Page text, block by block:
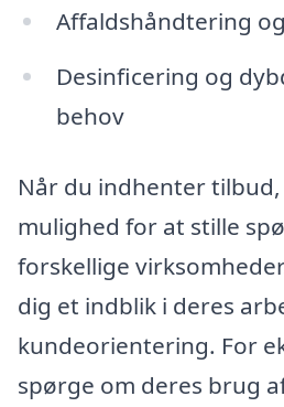
Affaldshåndtering
Desinficering og
behov
Når du indhenter tilbud,
mulighed for at stille
forskellige
dig et indblik i deres
kundeorientering. For
spørge om deres brug